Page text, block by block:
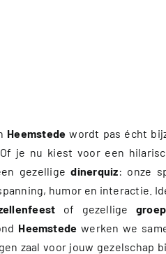
Heemstede wordt pas écht
je nu kiest voor een
gezelligedinerquiz: onze
humor en interactie.
of gezellige
Heemstede werken we
zaal voor jouw gezelschap